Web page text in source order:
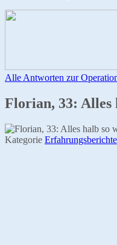
Alle Antworten zur
Florian, 33: Alles
Kategorie Erfahrungsberichte